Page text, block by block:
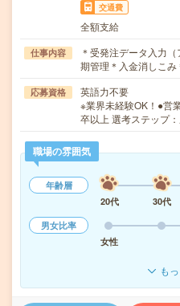
交通費
全額支給
仕事内容
＊受発注データ入力
期管理＊入金消しこ
応募資格
英語力不要
※業界未経験OK！●営
卒以上 選考ステップ
職場の雰囲気
年齢層
20代
30代
男女比率
女性
も